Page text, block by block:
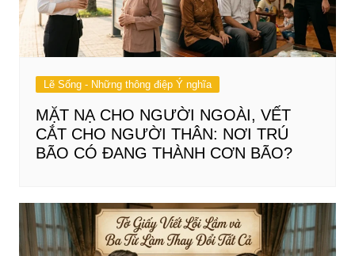
Lẽ Sống - Những thông điệp Ý nghĩa
MẶT NẠ CHO NGƯỜI NGOÀI, VẾT
CẮT CHO NGƯỜI THÂN: NƠI TRÚ
BÃO CÓ ĐANG THÀNH CƠN BÃO?